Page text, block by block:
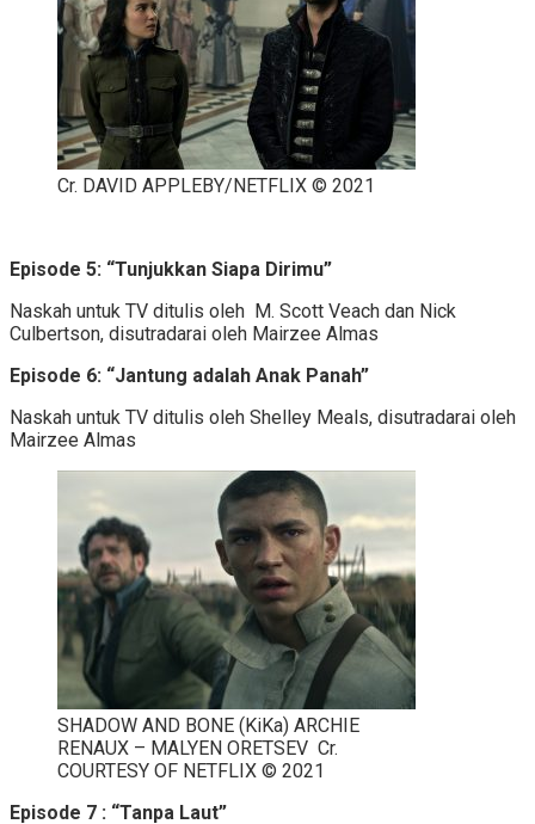
Cr. DAVID APPLEBY/NETFLIX © 2021
Episode 5: “Tunjukkan Siapa Dirimu”
Naskah untuk TV ditulis oleh M. Scott Veach dan Nick
Culbertson, disutradarai oleh Mairzee Almas
Episode 6: “Jantung adalah Anak Panah”
Naskah untuk TV ditulis oleh Shelley Meals, disutradarai oleh
Mairzee Almas
SHADOW AND BONE (KiKa) ARCHIE
RENAUX – MALYEN ORETSEV Cr.
COURTESY OF NETFLIX © 2021
Episode 7 : “Tanpa Laut”